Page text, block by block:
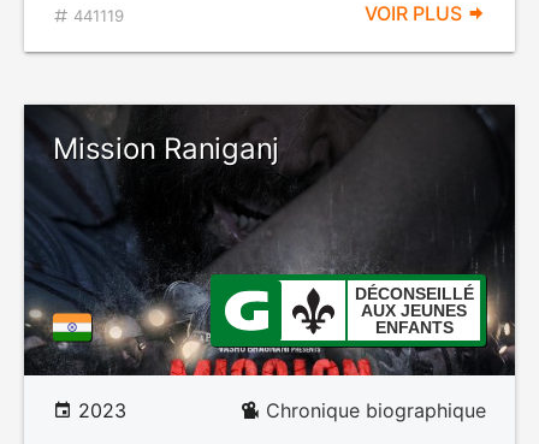
441119 VOIR PLUS
Mission Raniganj
DÉCONSEILLÉ
AUX JEUNES
ENFANTS
2023 Chronique biographique